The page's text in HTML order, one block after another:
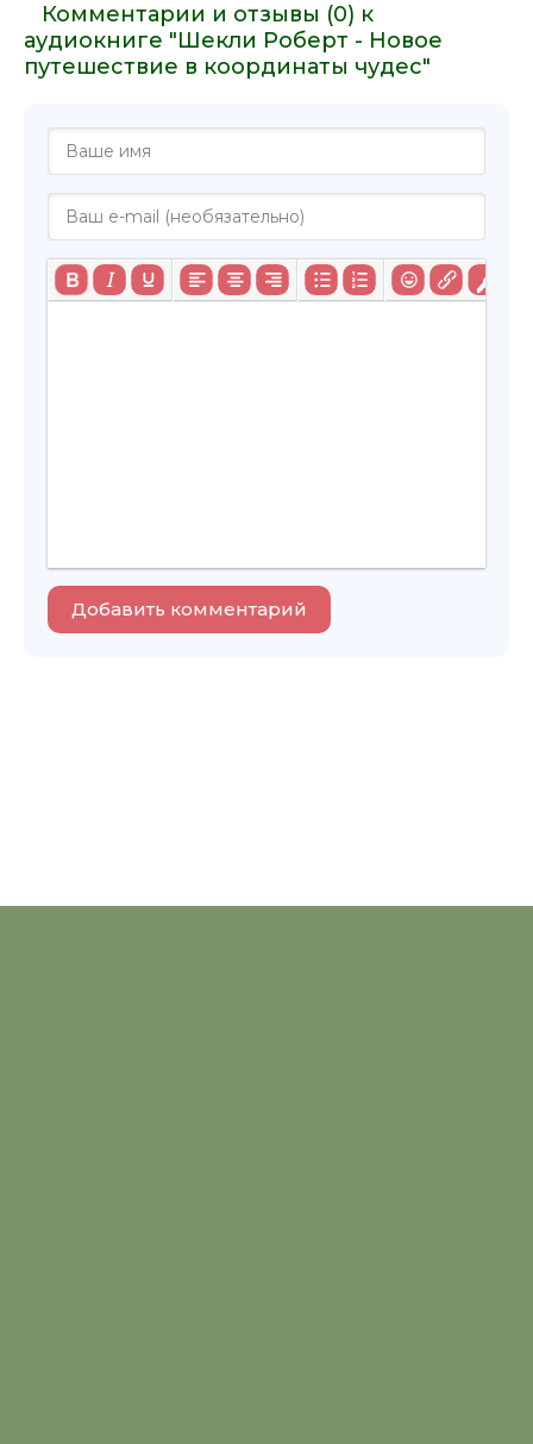
34
35
37
38
40
Комментарии и отзывы (0) к
аудиокниге "Шекли Роберт - Новое
путешествие в координаты чудес"
Добавить комментарий